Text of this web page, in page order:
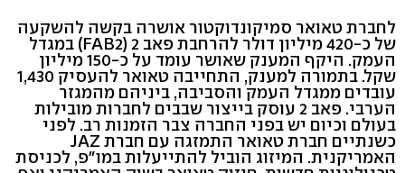
לחברת טאואר סמיקונדוקטור אושרה בקשה להשקעה
של כ-420 מיליון דולר להרחבת פאב 2 (FAB2) במגדל
העמק. היקף המענק שאושר עומד על כ-150 מיליון
שקל. בתמורה למענק, התחייבה טאואר להעסיק 1,430
עובדים ממגדל העמק והסביבה, ביניהם מהמגזר
הערבי. פאב 2 עוסק בייצור שבבים לחברות מובילות
בעולם וכיום יש בפני החברה צבר הזמנות רב. לפני
כשנתיים חברת טאואר התמזגה עם חברת JAZ
האמריקנית. המיזוג הוביל להתייעלות במו"פ, לכניסת